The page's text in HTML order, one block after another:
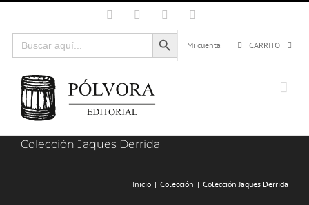
al
contenido
Facebook Instagram
Buscar:
Botón de búsqueda
Mi cuenta
CARRITO
Colección Jaques Derrida
Inicio Colección Colección Jaques Derrida